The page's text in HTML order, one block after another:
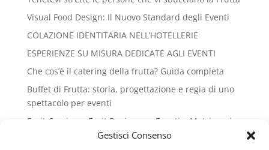
Gestisci Consenso
Visual Food Design: Il Nuovo Standard degli Eventi
COLAZIONE IDENTITARIA NELL’HOTELLERIE
ESPERIENZE SU MISURA DEDICATE AGLI EVENTI
Che cos’è il catering della frutta? Guida completa
Buffet di Frutta: storia, progettazione e regia di uno
spettacolo per eventi
Fruit Carving e Fruit Design per Eventi e Matrimoni
SAPORI E SAPERI DELLA FRUTTA